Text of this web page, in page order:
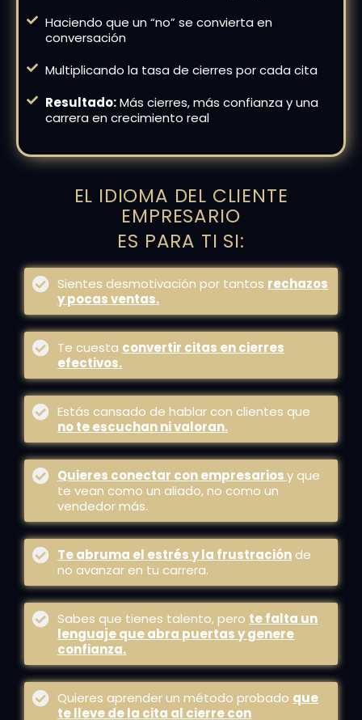
Haciendo que un “no” se convierta en
conversación
Multiplicando la tasa de cierres por cada cita
Resultado:Más cierres, más confianza y una
carrera en crecimiento real
EL IDIOMA DEL CLIENTE
EMPRESARIO
ES PARA TI SI:
Sientes desmotivación por tantos rechazos
y pocas ventas.
Te cuesta convertir citas en cierres
efectivos.
Estás cansado de hablar con clientes que
no te escuchan ni valoran.
Quieres conectar con empresariosy que
te vean como un aliado, no como un
vendedor más.
Te abruma el estrés y la frustraciónde
no avanzar en tu carrera.
Sabes que tienes talento, pero te falta un
lenguaje que abra puertas y genere
confianza.
Quieres aprender un método probado que
te lleve de la cita al cierre con